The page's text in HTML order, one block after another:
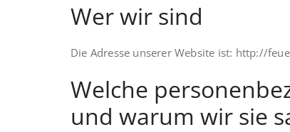
Wer wir sind
Die Adresse unserer Website ist: http://
Welche
und warum wir sie